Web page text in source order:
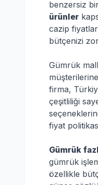
benzersiz
ürünler
cazip
bütçenizi
Gümrük
firma,
çeşitliliği
fiyat
Gümrük
gümrük
özellikle